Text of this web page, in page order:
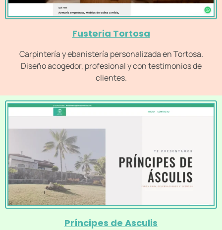
Fusteria Tortosa
Carpintería y ebanistería personalizada en Tortosa.
Diseño acogedor, profesional y con testimonios de
clientes.
Príncipes de Asculis